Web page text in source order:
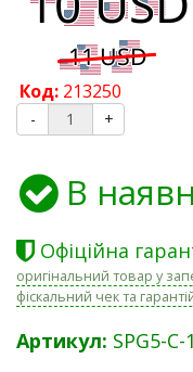
Код: 213250
- +
В
Офіційна
оригінальний товар у
фіскальний чек та
Артикул: SPG5-C-